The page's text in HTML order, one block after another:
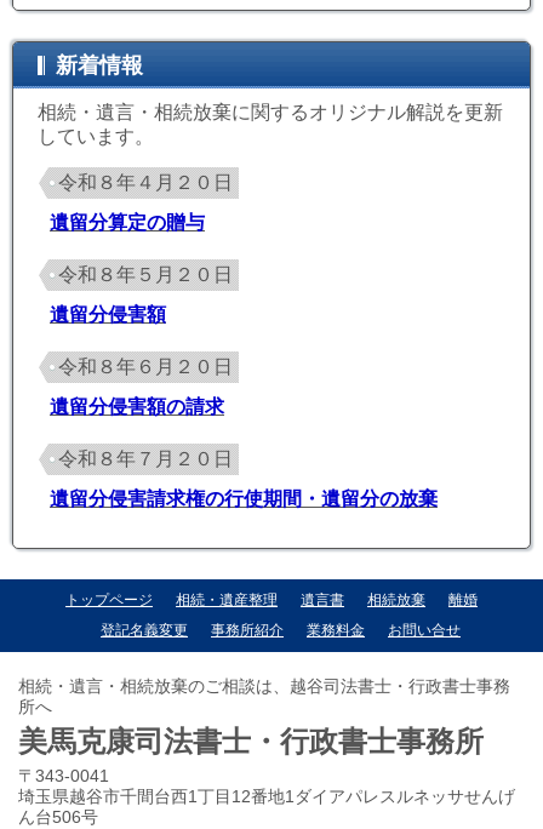
新着情報
相続・遺言・相続放棄に関するオリジナル解説を更新
しています。
令和８年４月２０日
遺留分算定の贈与
令和８年５月２０日
遺留分侵害額
令和８年６月２０日
遺留分侵害額の請求
令和８年７月２０日
遺留分侵害請求権の行使期間・遺留分の放棄
トップページ 相続・遺産整理 遺言書 相続放棄
離婚
登記名義変更
事務所紹介 業務料金 お問い合せ
相続・遺言・相続放棄のご相談は、越谷司法書士・行政書士事務
所へ
美馬克康司法書士・行政書士事務所
〒343-0041
埼玉県越谷市千間台西1丁目12番地1ダイアパレスルネッサせんげ
ん台506号